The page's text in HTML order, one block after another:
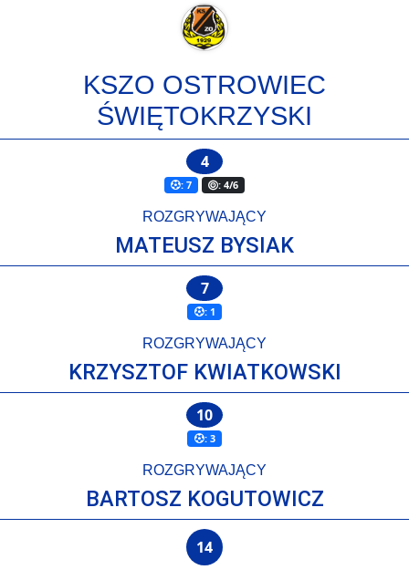
KSZO OSTROWIEC
ŚWIĘTOKRZYSKI
MATEUSZ BYSIAK
ROZGRYWAJĄCY
: 7 : 4/6
4
KRZYSZTOF KWIATKOWSKI
ROZGRYWAJĄCY
: 1
7
BARTOSZ KOGUTOWICZ
ROZGRYWAJĄCY
: 3
10
14